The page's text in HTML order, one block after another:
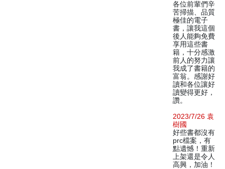
各位前輩們辛
苦掃描、品質
極佳的電子
書，讓我這個
後人能夠免費
享用這些書
籍，十分感激
前人的努力讓
我成了書籍的
富翁。感謝好
讀和各位讓好
讀變得更好，
讚。
2023/7/26 袁
樹國
好些書都沒有
prc檔案，有
點遺憾！重新
上架還是令人
高興，加油！